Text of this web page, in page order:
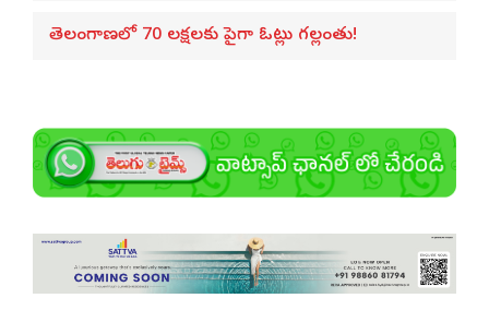
తెలంగాణలో 70 లక్షలకు పైగా ఓట్లు గల్లంతు!